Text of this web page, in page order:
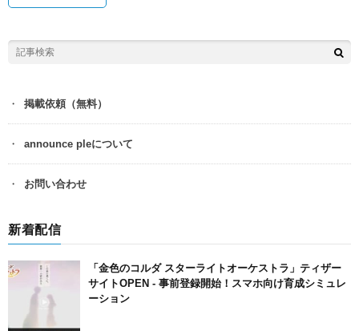
掲載依頼（無料）
announce pleについて
お問い合わせ
新着配信
「金色のコルダ スターライトオーケストラ」ティザー
サイトOPEN ‐ 事前登録開始！スマホ向け育成シミュレ
ーション